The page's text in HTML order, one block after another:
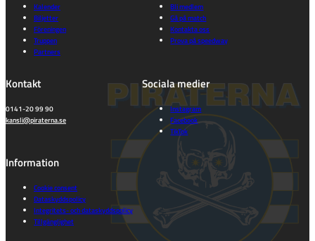
Kalender
Biljetter
Föreningen
Truppen
Partners
Bli medlem
Gå på match
Kontakta oss
Prova på speedway
Kontakt
0141-20 99 90
kansli@piraterna.se
Sociala medier
Instagram
Facebook
TikTok
Information
Cookie consent
Dataskyddspolicy
Integritets- och dataskyddspolicy
Tillgänglighet